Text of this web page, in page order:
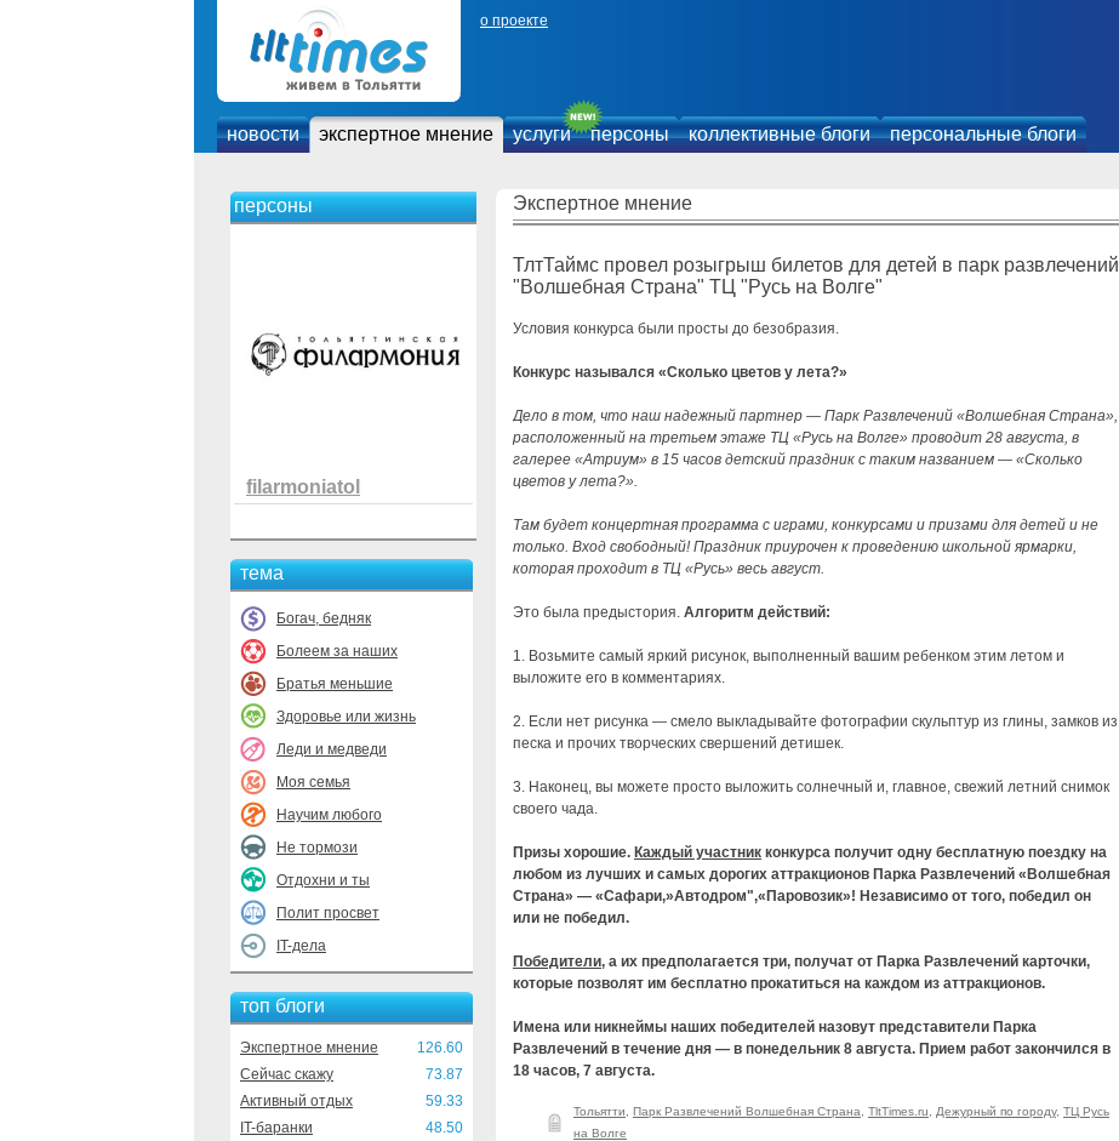
о проекте
новости экспертное мнение услуги персоны коллективные блоги персональные блоги
персоны
filarmoniatol
тема
Богач, бедняк
Болеем за наших
Братья меньшие
Здоровье или жизнь
Леди и медведи
Моя семья
Научим любого
Не тормози
Отдохни и ты
Полит просвет
IT-дела
топ блоги
Экспертное мнение
126.60
Сейчас скажу
73.87
Активный отдых
59.33
IT-баранки
48.50
Экспертное мнение
ТлтТаймс провел розыгрыш билетов для детей в парк развлечений
"Волшебная Страна" ТЦ "Русь на Волге"
Условия конкурса были просты до безобразия.
Конкурс назывался «Сколько цветов у лета?»
Дело в том, что наш надежный партнер — Парк Развлечений «Волшебная Страна»,
расположенный на третьем этаже ТЦ «Русь на Волге» проводит 28 августа, в
галерее «Атриум» в 15 часов детский праздник с таким названием — «Сколько
цветов у лета?».
Там будет концертная программа с играми, конкурсами и призами для детей и не
только. Вход свободный! Праздник приурочен к проведению школьной ярмарки,
которая проходит в ТЦ «Русь» весь август.
Это была предыстория. Алгоритм действий:
1. Возьмите самый яркий рисунок, выполненный вашим ребенком этим летом и
выложите его в комментариях.
2. Если нет рисунка — смело выкладывайте фотографии скульптур из глины, замков из
песка и прочих творческих свершений детишек.
3. Наконец, вы можете просто выложить солнечный и, главное, свежий летний снимок
своего чада.
Призы хорошие. Каждый участник конкурса получит одну бесплатную поездку на
любом из лучших и самых дорогих аттракционов Парка Развлечений «Волшебная
Страна» — «Сафари,»Автодром",«Паровозик»! Независимо от того, победил он
или не победил.
Победители, а их предполагается три, получат от Парка Развлечений карточки,
которые позволят им бесплатно прокатиться на каждом из аттракционов.
Имена или никнеймы наших победителей назовут представители Парка
Развлечений в течение дня — в понедельник 8 августа. Прием работ закончился в
18 часов, 7 августа.
Тольятти Парк Развлечений Волшебная Страна TltTimes.ru Дежурный по городу, ТЦ Русь
на Волге